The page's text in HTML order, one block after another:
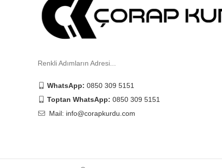
Renkli Adımların Adresi...
WhatsApp: 0850 309 5151
Toptan WhatsApp: 0850 309 5151
Mail: info@corapkurdu.com